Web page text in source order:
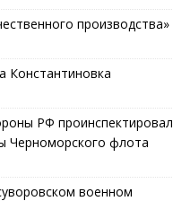
производства»
Константиновка
РФ проинспектировал
Черноморского флота
военном